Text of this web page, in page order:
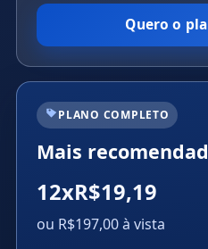
Quero o
PLANO COMPLETO
Mais
12xR$19,19
ou R$197,00 à vista